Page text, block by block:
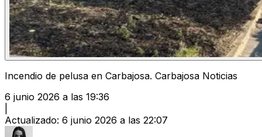
Incendio de pelusa en Carbajosa. Carbajosa Noticias
6 junio 2026 a las 19:36
Actualizado: 6 junio 2026 a las 22:07